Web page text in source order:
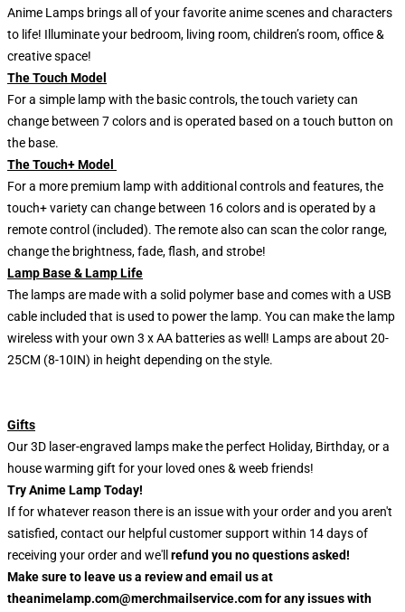
Anime Lamps brings all of your favorite anime scenes and characters
to life! Illuminate your bedroom, living room, children’s room, office &
creative space!
The Touch Model
For a simple lamp with the basic controls, the touch variety can
change between 7 colors and is operated based on a touch button on
the base.
The Touch+ Model
For a more premium lamp with additional controls and features, the
touch+ variety can change between 16 colors and is operated by a
remote control (included). The remote also can scan the color range,
change the brightness, fade, flash, and strobe!
Lamp Base & Lamp Life
The lamps are made with a solid polymer base and comes with a USB
cable included that is used to power the lamp. You can make the lamp
wireless with your own 3 x AA batteries as well! Lamps are about 20-
25CM (8-10IN) in height depending on the style.
Gifts
Our 3D laser-engraved lamps make the perfect Holiday, Birthday, or a
house warming gift for your loved ones & weeb friends!
Try Anime Lamp Today!
If for whatever reason there is an issue with your order and you aren't
satisfied, contact our helpful customer support within 14 days of
receiving your order and we'll refund you no questions asked!
Make sure to leave us a review and email us at
theanimelamp.com@merchmailservice.com for any issues with